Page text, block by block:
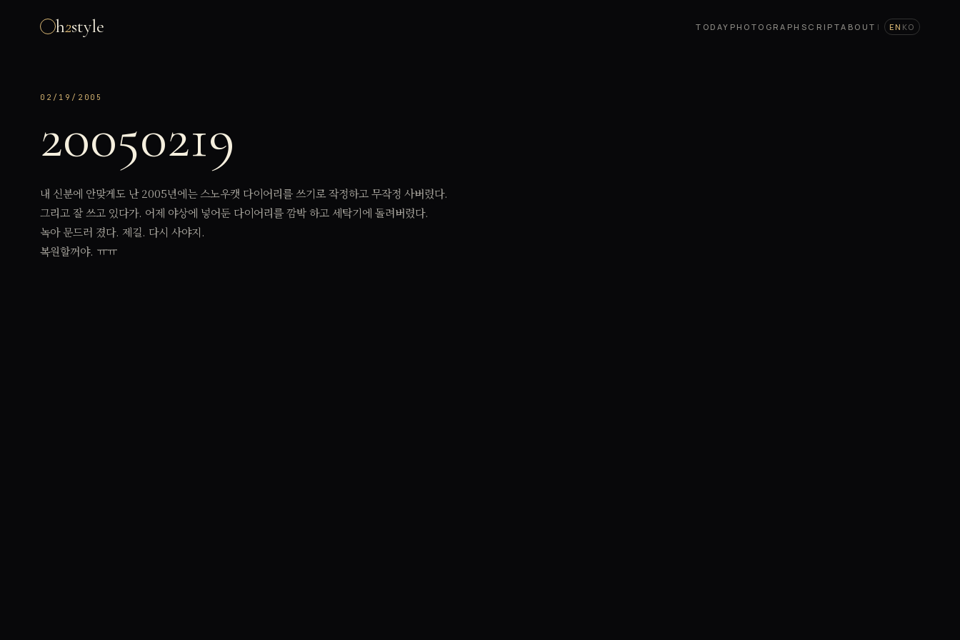
h2style TODAY PHOTOGRAPH SCRIPTABOUT | EN KO
02/19/2005
20050219
내 신분에 안맞게도 난 2005년에는 스노우캣 다이어리를 쓰기로 작정하고 무작정 사버렸다.
그리고 잘 쓰고 있다가. 어제 야상에 넣어둔 다이어리를 깜박 하고 세탁기에 돌려버렸다.
녹아 문드러 졌다. 제길. 다시 사야지.
복원할꺼야. ㅠㅠ